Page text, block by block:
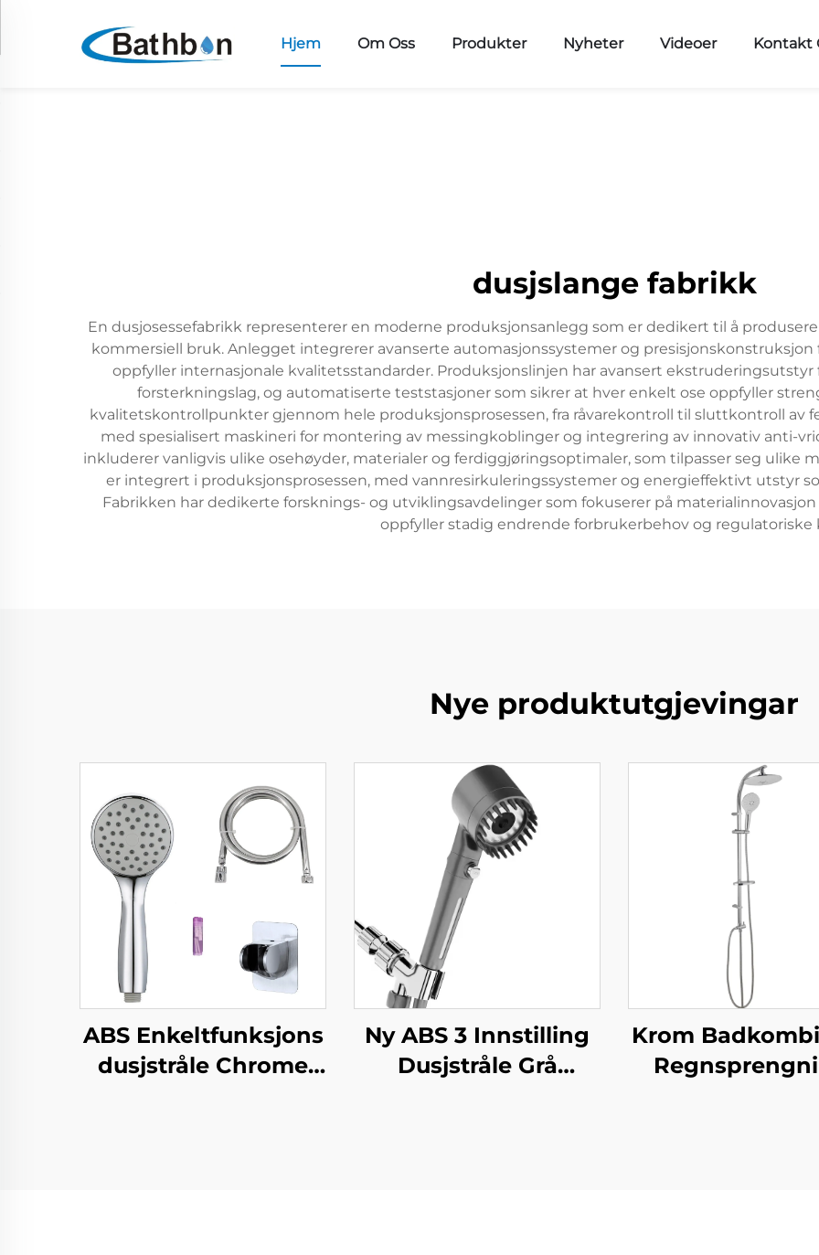
Hjem Om Oss Produkter Nyheter Videoer Kontakt
dusjslange fabrikk
En dusjosessefabrikk representerer en moderne produksjonsanlegg som er dedikert til å
kommersiell bruk. Anlegget integrerer avanserte automasjonssystemer og presisjonskonstruksjon
oppfyller internasjonale kvalitetsstandarder. Produksjonslinjen har avansert ekstruderingsutstyr
forsterkningslag, og automatiserte teststasjoner som sikrer at hver enkelt ose oppfyller
kvalitetskontrollpunkter gjennom hele produksjonsprosessen, fra råvarekontroll til sluttkontroll av
med spesialisert maskineri for montering av messingkoblinger og integrering av innovativ anti-
inkluderer vanligvis ulike osehøyder, materialer og ferdiggjøringsoptimaler, som tilpasser seg ulike
er integrert i produksjonsprosessen, med vannresirkuleringssystemer og energieffektivt utstyr
Fabrikken har dedikerte forsknings- og utviklingsavdelinger som fokuserer på
oppfyller stadig endrende forbrukerbehov og regulatoriske
Nye produktutgjevingar
ABS Enkeltfunksjons
dusjstråle Chrome
Ny ABS 3 Innstilling
Dusjstråle Grå
Krom